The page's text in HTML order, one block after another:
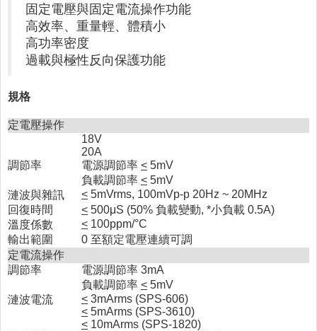
固定電壓與固定電流操作功能
高效率、重量輕、體積小
高功率密度
過載與極性反向保護功能
規格
定電壓操作
18V
20A
調節率
電源調節率 < 5mV
負載調節率 < 5mV
漣波與雜訊
< 5mVrms, 100mVp-p 20Hz ~ 20MHz
回復時間
< 500μS (50% 負載變動, *小負載 0.5A)
溫度係數
< 100ppm/°C
輸出範圍
0 至額定電壓連續可調
定電流操作
調節率
電源調節率 3mA
負載調節率 < 5mV
漣波電流
< 3mArms (SPS-606)
< 5mArms (SPS-3610)
< 10mArms (SPS-1820)